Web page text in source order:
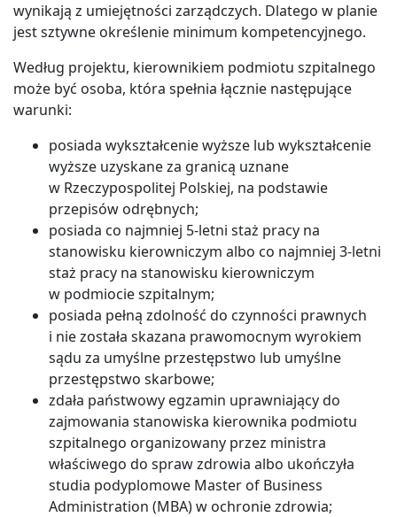
wynikają z umiejętności zarządczych. Dlatego w planie
jest sztywne określenie minimum kompetencyjnego.
Według projektu, kierownikiem podmiotu szpitalnego
może być osoba, która spełnia łącznie następujące
warunki:
posiada wykształcenie wyższe lub wykształcenie
wyższe uzyskane za granicą uznane
w Rzeczypospolitej Polskiej, na podstawie
przepisów odrębnych;
posiada co najmniej 5-letni staż pracy na
stanowisku kierowniczym albo co najmniej 3-letni
staż pracy na stanowisku kierowniczym
w podmiocie szpitalnym;
posiada pełną zdolność do czynności prawnych
i nie została skazana prawomocnym wyrokiem
sądu za umyślne przestępstwo lub umyślne
przestępstwo skarbowe;
zdała państwowy egzamin uprawniający do
zajmowania stanowiska kierownika podmiotu
szpitalnego organizowany przez ministra
właściwego do spraw zdrowia albo ukończyła
studia podyplomowe Master of Business
Administration (MBA) w ochronie zdrowia;